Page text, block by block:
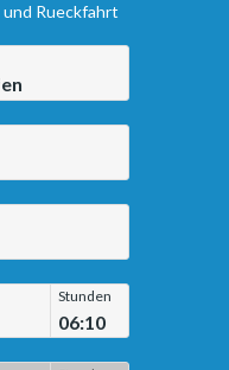
und Rueckfahrt
Stunden
06:10